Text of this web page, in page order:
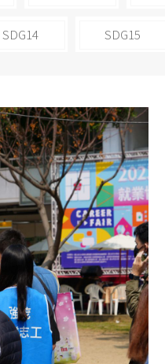
SDG14 SDG15